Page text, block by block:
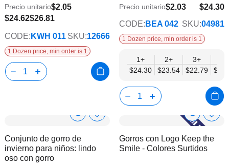
deseos
$24.62$26.81
Precio unitario$2.05
CODE: KWH 011 SKU:12666
1 Dozen price, min order is 1
$24.30
$19.75
Precio unitario$2.03
CODE: BEA 042 SKU:04981
1 Dozen price, min order is 1
1+
$24.30
2+
$23.54
3+
$22.79
Show
Info
Añadir
Conjunto de gorro de
invierno para niños: lindo
oso con gorro
Show
Info la
Gorros con Logo Keep the
Smile - Colores Surtidos